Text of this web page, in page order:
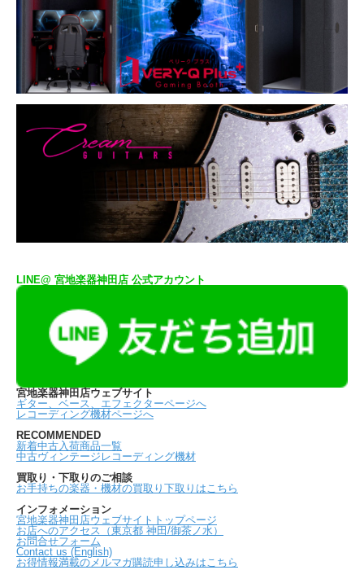
LINE@ 宮地楽器神田店 公式アカウント
宮地楽器神田店ウェブサイト
ギター、ベース、エフェクターページへ
レコーディング機材ページへ
RECOMMENDED
新着中古入荷商品一覧
中古ヴィンテージレコーディング機材
買取り・下取りのご相談
お手持ちの楽器・機材の買取り下取りはこちら
インフォメーション
宮地楽器神田店ウェブサイトトップページ
お店へのアクセス（東京都 神田/御茶ノ水）
お問合せフォーム
Contact us (English)
お得情報満載のメルマガ購読申し込みはこちら